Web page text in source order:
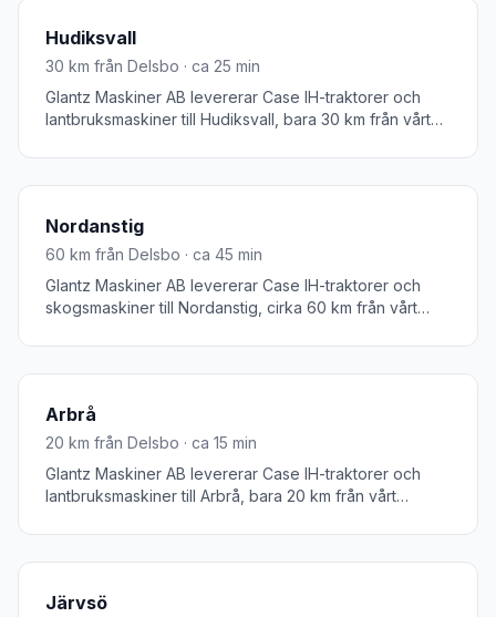
Hudiksvall
30 km från Delsbo · ca 25 min
Glantz Maskiner AB levererar Case IH-traktorer och
lantbruksmaskiner till Hudiksvall, bara 30 km från vårt
Hudiksvall en stark tradition av både jordbruk och
skogsbruk. Vi erbjuder snabb service och leverans till
Nordanstig
60 km från Delsbo · ca 45 min
Glantz Maskiner AB levererar Case IH-traktorer och
skogsmaskiner till Nordanstig, cirka 60 km från vårt
centralorten Bergsjö är en skogs- och jordbruksbygd i
norra Hälsingland. Vi når Nordanstig på 45 minuter för
Arbrå
20 km från Delsbo · ca 15 min
Glantz Maskiner AB levererar Case IH-traktorer och
lantbruksmaskiner till Arbrå, bara 20 km från vårt
Bollnäs kommun och ett jordbrukssamhälle med aktiv
lantbrukstradition. Vi når Arbrå på bara 15 minuter.
Järvsö